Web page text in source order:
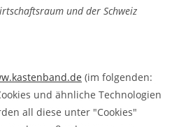
und der Schweiz
(im folgenden:
und ähnliche Technologien
all diese unter "Cookies"